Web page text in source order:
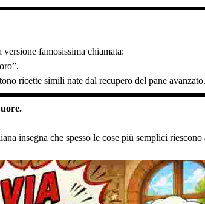
versione famosissima chiamata:
ricette simili nate dal recupero del pane avanzato.
insegna che spesso le cose più semplici